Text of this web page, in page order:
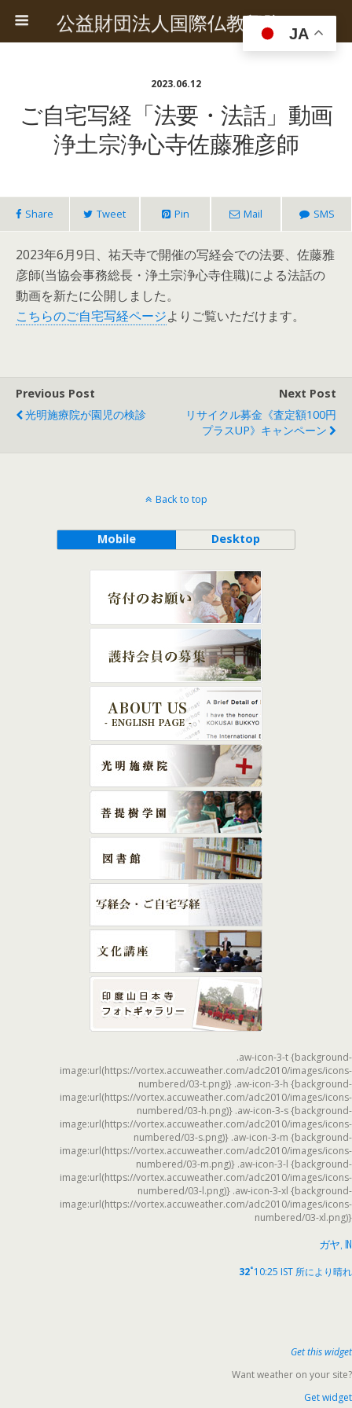
公益財団法人国際仏教興隆協会
2023.06.12
ご自宅写経「法要・法話」動画
浄土宗浄心寺佐藤雅彦師
Share Tweet Pin Mail SMS
2023年6月9日、祐天寺で開催の写経会での法要、佐藤雅
彦師(当協会事務総長・浄土宗浄心寺住職)による法話の
動画を新たに公開しました。
こちらのご自宅写経ページよりご覧いただけます。
Previous Post
光明施療院が園児の検診
Next Post
リサイクル募金《査定額100円
プラスUP》キャンペーン
Back to top
Mobile Desktop
.aw-icon-3-t {background-
image:url(https://vortex.accuweather.com/adc2010/images/icons-
numbered/03-t.png)} .aw-icon-3-h {background-
image:url(https://vortex.accuweather.com/adc2010/images/icons-
numbered/03-h.png)} .aw-icon-3-s {background-
image:url(https://vortex.accuweather.com/adc2010/images/icons-
numbered/03-s.png)} .aw-icon-3-m {background-
image:url(https://vortex.accuweather.com/adc2010/images/icons-
numbered/03-m.png)} .aw-icon-3-l {background-
image:url(https://vortex.accuweather.com/adc2010/images/icons-
numbered/03-l.png)} .aw-icon-3-xl {background-
image:url(https://vortex.accuweather.com/adc2010/images/icons-
numbered/03-xl.png)}
ガヤ, IN
32°10:25 IST 所により晴れ
Get this widget
Want weather on your site?
Get widget
JA